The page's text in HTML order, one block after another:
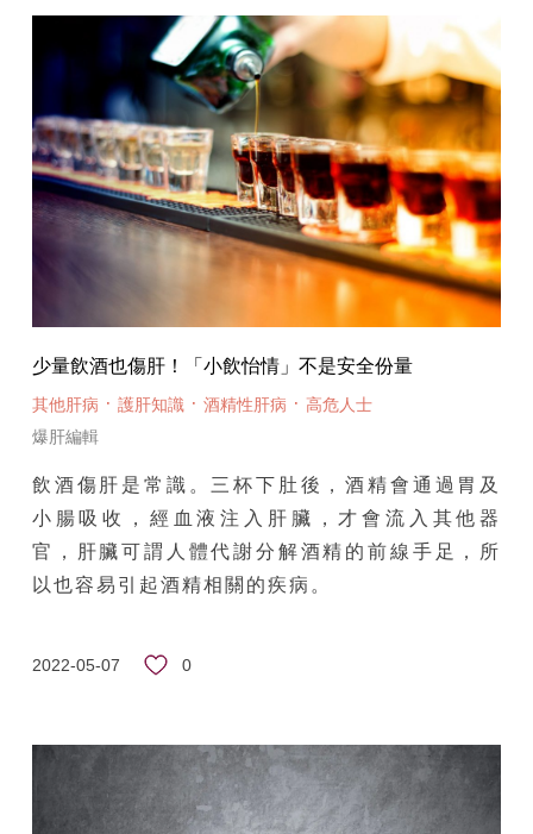
少量飲酒也傷肝！「小飲怡情」不是安全份量
其他肝病 · 護肝知識· 酒精性肝病 · 高危人士
爆肝編輯
飲酒傷肝是常識。三杯下肚後，酒精會通過胃及
小腸吸收，經血液注入肝臟，才會流入其他器
官，肝臟可謂人體代謝分解酒精的前線手足，所
以也容易引起酒精相關的疾病。
2022-05-07 0